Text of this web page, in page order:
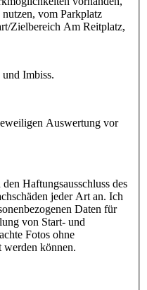
vom Parkplatz
Zielbereich Am Reitplatz,
Imbiss.
Auswertung vor
Haftungsausschluss des
jeder Art an. Ich
Daten für
von Start- und
Fotos ohne
werden können.